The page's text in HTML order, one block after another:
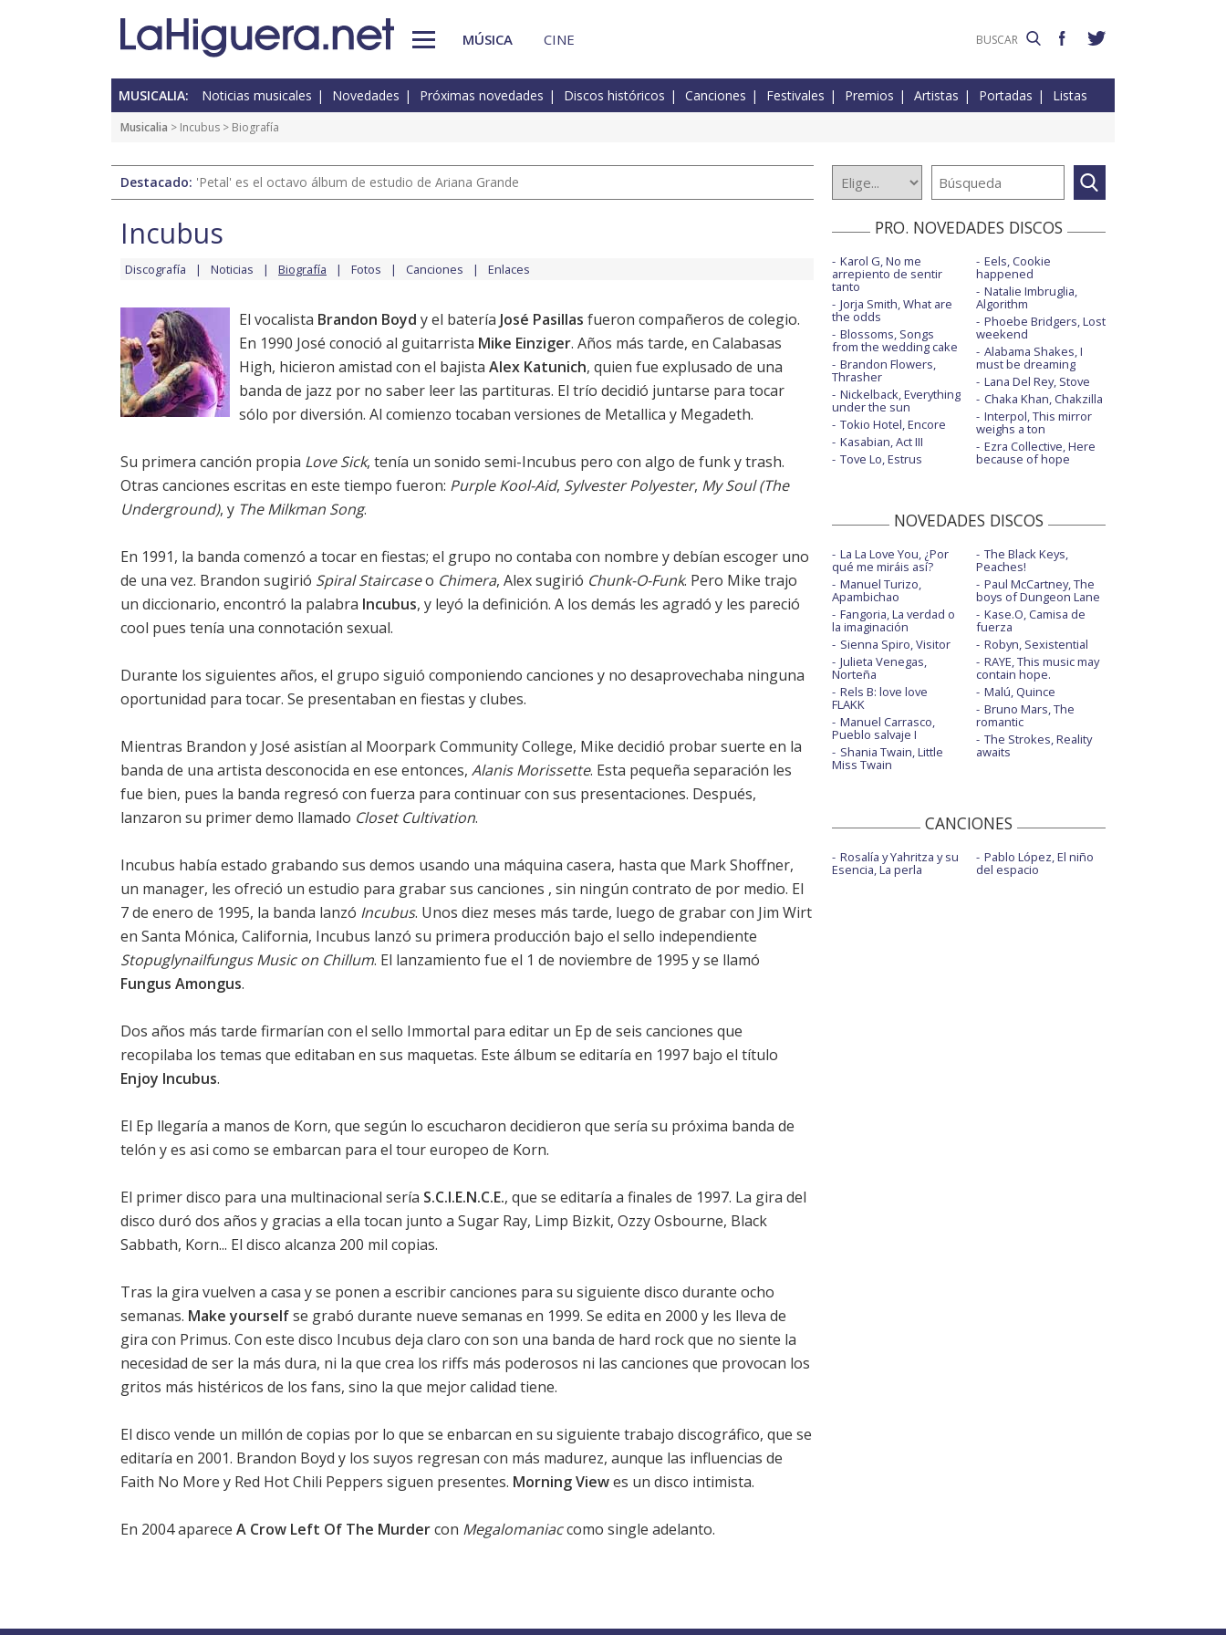
MÚSICA CINE
MUSICALIA: Noticias musicales Novedades Próximas novedades Discos históricos Canciones Festivales Premios Artistas Portadas Listas
Musicalia > Incubus > Biografía
Destacado: 'Petal' es el octavo álbum de estudio de Ariana Grande
Incubus
Discografía Noticias Biografía Fotos Canciones Enlaces
El vocalista Brandon Boyd y el batería José Pasillas fueron compañeros de colegio.
En 1990 José conoció al guitarrista Mike Einziger. Años más tarde, en Calabasas
High, hicieron amistad con el bajista Alex Katunich, quien fue explusado de una
banda de jazz por no saber leer las partituras. El trío decidió juntarse para tocar
sólo por diversión. Al comienzo tocaban versiones de Metallica y Megadeth.
Su primera canción propia Love Sick, tenía un sonido semi-Incubus pero con algo de funk y trash.
Otras canciones escritas en este tiempo fueron: Purple Kool-Aid, Sylvester Polyester, My Soul (The
Underground), y The Milkman Song.
En 1991, la banda comenzó a tocar en fiestas; el grupo no contaba con nombre y debían escoger uno
de una vez. Brandon sugirió Spiral Staircaseo Chimera, Alex sugirió Chunk-O-Funk. Pero Mike trajo
un diccionario, encontró la palabra Incubus, y leyó la definición. A los demás les agradó y les pareció
cool pues tenía una connotación sexual.
Durante los siguientes años, el grupo siguió componiendo canciones y no desaprovechaba ninguna
oportunidad para tocar. Se presentaban en fiestas y clubes.
Mientras Brandon y José asistían al Moorpark Community College, Mike decidió probar suerte en la
banda de una artista desconocida en ese entonces, Alanis Morissette. Esta pequeña separación les
fue bien, pues la banda regresó con fuerza para continuar con sus presentaciones. Después,
lanzaron su primer demo llamado Closet Cultivation.
Incubus había estado grabando sus demos usando una máquina casera, hasta que Mark Shoffner,
un manager, les ofreció un estudio para grabar sus canciones , sin ningún contrato de por medio. El
7 de enero de 1995, la banda lanzó Incubus. Unos diez meses más tarde, luego de grabar con Jim Wirt
en Santa Mónica, California, Incubus lanzó su primera producción bajo el sello independiente
Stopuglynailfungus Music on Chillum. El lanzamiento fue el 1 de noviembre de 1995 y se llamó
Fungus Amongus.
Dos años más tarde firmarían con el sello Immortal para editar un Ep de seis canciones que
recopilaba los temas que editaban en sus maquetas. Este álbum se editaría en 1997 bajo el título
Enjoy Incubus.
El Ep llegaría a manos de Korn, que según lo escucharon decidieron que sería su próxima banda de
telón y es asi como se embarcan para el tour europeo de Korn.
El primer disco para una multinacional sería S.C.I.E.N.C.E., que se editaría a finales de 1997. La gira del
disco duró dos años y gracias a ella tocan junto a Sugar Ray, Limp Bizkit, Ozzy Osbourne, Black
Sabbath, Korn... El disco alcanza 200 mil copias.
Tras la gira vuelven a casa y se ponen a escribir canciones para su siguiente disco durante ocho
semanas. Make yourselfse grabó durante nueve semanas en 1999. Se edita en 2000 y les lleva de
gira con Primus. Con este disco Incubus deja claro con son una banda de hard rock que no siente la
necesidad de ser la más dura, ni la que crea los riffs más poderosos ni las canciones que provocan los
gritos más histéricos de los fans, sino la que mejor calidad tiene.
El disco vende un millón de copias por lo que se enbarcan en su siguiente trabajo discográfico, que se
editaría en 2001. Brandon Boyd y los suyos regresan con más madurez, aunque las influencias de
Faith No More y Red Hot Chili Peppers siguen presentes. Morning Viewes un disco intimista.
En 2004 aparece A Crow Left Of The Murdercon Megalomaniaccomo single adelanto.
PRO. NOVEDADES DISCOS
Karol G, No me
arrepiento de sentir
tanto
Jorja Smith, What are
the odds
Blossoms, Songs
from the wedding cake
Brandon Flowers,
Thrasher
Nickelback, Everything
under the sun
Tokio Hotel, Encore
Kasabian, Act III
Tove Lo, Estrus
Eels, Cookie
happened
Natalie Imbruglia,
Algorithm
Phoebe Bridgers, Lost
weekend
Alabama Shakes, I
must be dreaming
Lana Del Rey, Stove
Chaka Khan, Chakzilla
Interpol, This mirror
weighs a ton
Ezra Collective, Here
because of hope
NOVEDADES DISCOS
La La Love You, ¿Por
qué me miráis así?
Manuel Turizo,
Apambichao
Fangoria, La verdad o
la imaginación
Sienna Spiro, Visitor
Julieta Venegas,
Norteña
Rels B: love love
FLAKK
Manuel Carrasco,
Pueblo salvaje I
Shania Twain, Little
Miss Twain
The Black Keys,
Peaches!
Paul McCartney, The
boys of Dungeon Lane
Kase.O, Camisa de
fuerza
Robyn, Sexistential
RAYE, This music may
contain hope.
Malú, Quince
Bruno Mars, The
romantic
The Strokes, Reality
awaits
CANCIONES
Rosalía y Yahritza y su
Esencia, La perla
Pablo López, El niño
del espacio